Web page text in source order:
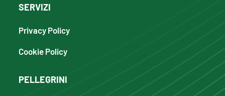
SERVIZI
Privacy Policy
Cookie Policy
PELLEGRINI